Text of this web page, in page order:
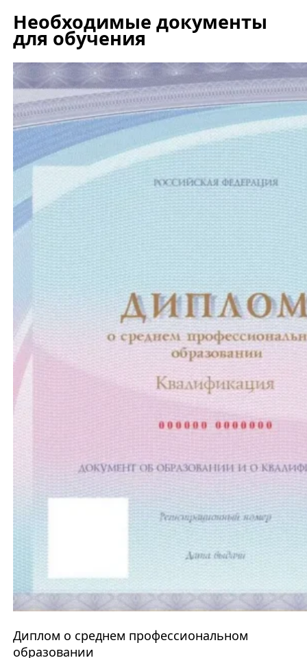
Необходимые документы
для обучения
Диплом о среднем профессиональном
образовании